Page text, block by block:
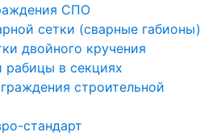
СПО
сетки (сварные габионы)
двойного кручения
рабицы в секциях
строительной
стандарт